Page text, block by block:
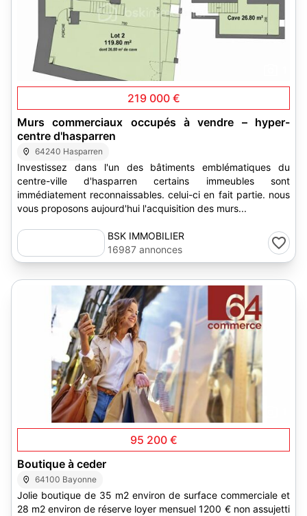
219 000 €
Murs commerciaux occupés à vendre – hyper-
centre d'hasparren
64240 Hasparren
Investissez dans l'un des bâtiments emblématiques du
centre-ville d'hasparren certains immeubles sont
immédiatement reconnaissables. celui-ci en fait partie. nous
vous proposons aujourd'hui l'acquisition des murs...
BSK IMMOBILIER
16987 annonces
95 200 €
Boutique à ceder
64100 Bayonne
Jolie boutique de 35 m2 environ de surface commerciale et
28 m2 environ de réserve loyer mensuel 1200 € non assujetti